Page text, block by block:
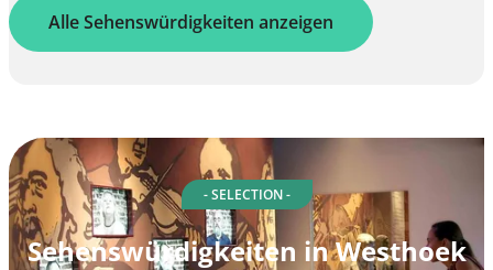
Alle Sehenswürdigkeiten anzeigen
- SELECTION -
Sehenswürdigkeiten in Westhoek